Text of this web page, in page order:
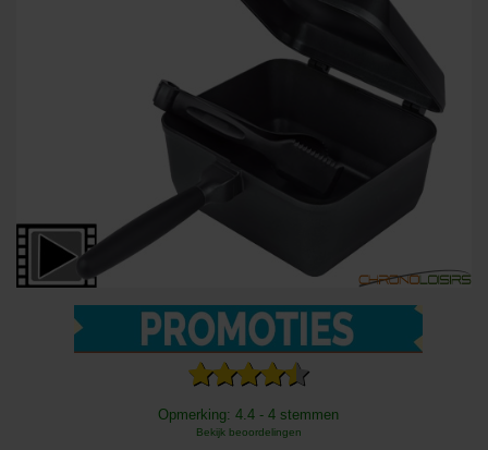
Opmerking: 4.4 - 4 stemmen
Bekijk beoordelingen